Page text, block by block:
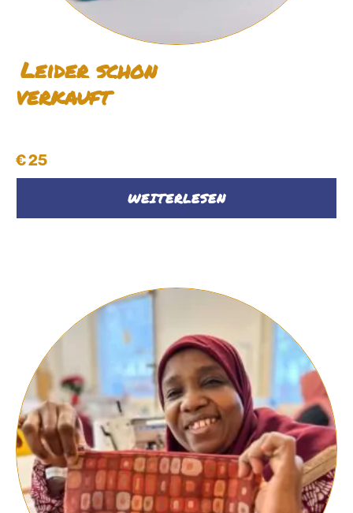
Leider schon
verkauft
€25
WEITERLESEN